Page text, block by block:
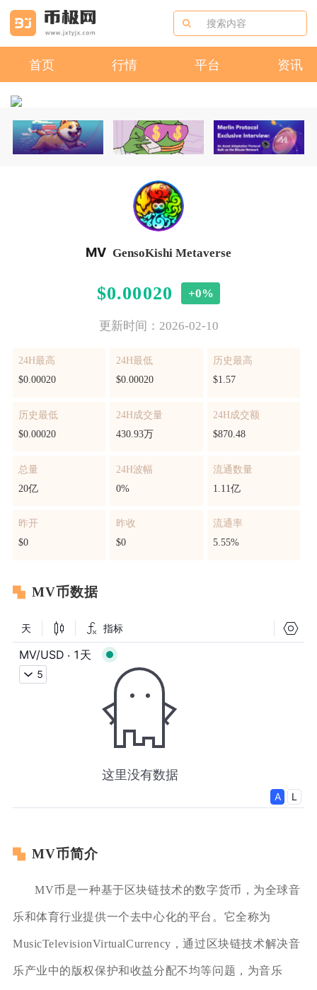
首页 行情 平台 资讯
MV GensoKishi Metaverse
$0.00020 +0%
更新时间：2026-02-10
24H最高
$0.00020
24H最低
$0.00020
历史最高
$1.57
历史最低
$0.00020
24H成交量
430.93万
24H成交额
$870.48
总量
20亿
24H波幅
0%
流通数量
1.11亿
昨开
$0
昨收
$0
流通率
5.55%
MV币数据
MV币简介
MV币是一种基于区块链技术的数字货币，为全球音
乐和体育行业提供一个去中心化的平台。它全称为
MusicTelevisionVirtualCurrency，通过区块链技术解决音
乐产业中的版权保护和收益分配不均等问题，为音乐